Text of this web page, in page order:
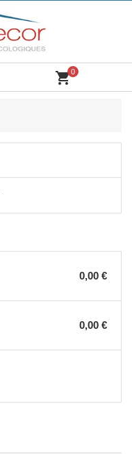
shopping_cart0
0,00 €
0,00 €